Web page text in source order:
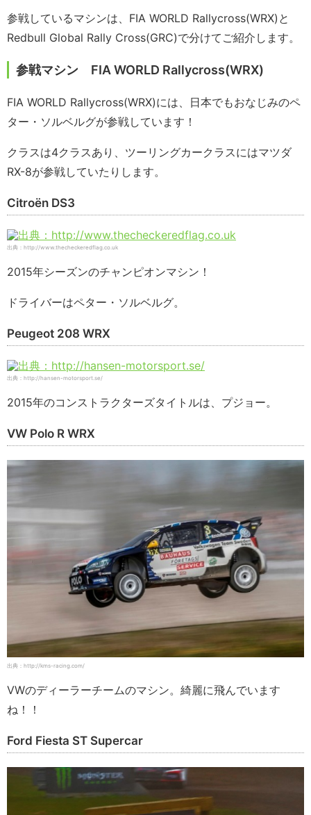
参戦しているマシンは、FIA WORLD Rallycross(WRX)と
Redbull Global Rally Cross(GRC)で分けてご紹介します。
参戦マシン FIA WORLD Rallycross(WRX)
FIA WORLD Rallycross(WRX)には、日本でもおなじみのペ
ター・ソルベルグが参戦しています！
クラスは4クラスあり、ツーリングカークラスにはマツダ
RX-8が参戦していたりします。
Citroën DS3
出典：http://www.thecheckeredflag.co.uk
2015年シーズンのチャンピオンマシン！
ドライバーはペター・ソルベルグ。
Peugeot 208 WRX
出典：http://hansen-motorsport.se/
2015年のコンストラクターズタイトルは、プジョー。
VW Polo R WRX
出典：http://kms-racing.com/
VWのディーラーチームのマシン。綺麗に飛んでいます
ね！！
Ford Fiesta ST Supercar